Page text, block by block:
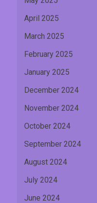
April 2025
March 2025
February 2025
January 2025
December 2024
November 2024
October 2024
September 2024
August 2024
July 2024
June 2024